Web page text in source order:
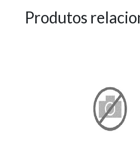
Produtos